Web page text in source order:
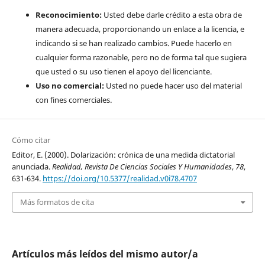
Reconocimiento:Usted debe darle crédito a esta obra de
manera adecuada, proporcionando un enlace a la licencia, e
indicando si se han realizado cambios. Puede hacerlo en
cualquier forma razonable, pero no de forma tal que sugiera
que usted o su uso tienen el apoyo del licenciante.
Uso no comercial:Usted no puede hacer uso del material
con fines comerciales.
Cómo citar
Editor, E. (2000). Dolarización: crónica de una medida dictatorial
anunciada.Realidad, Revista De Ciencias Sociales Y Humanidades, 78,
631-634. https://doi.org/10.5377/realidad.v0i78.4707
Más formatos de cita
Artículos más leídos del mismo autor/a